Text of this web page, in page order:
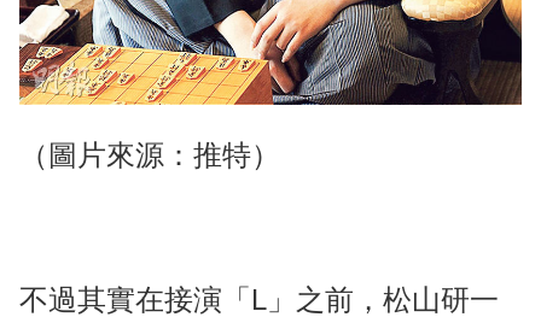
（圖片來源：推特）
不過其實在接演「L」之前，松山研一